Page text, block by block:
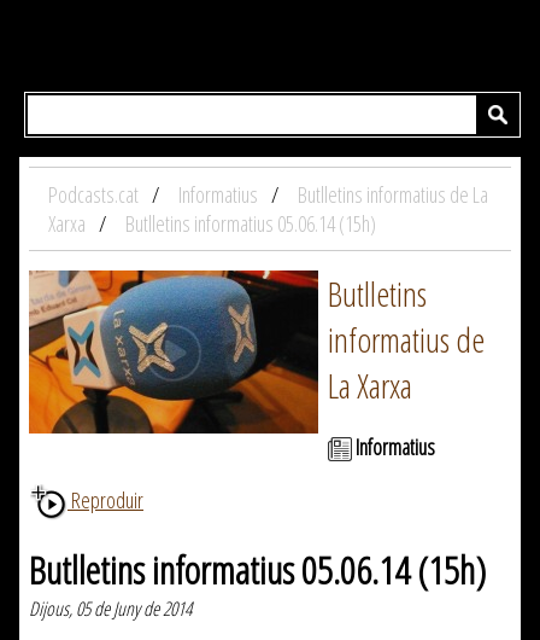
Podcasts.cat Informatius
Butlletins informatius de La
Xarxa
Butlletins informatius 05.06.14 (15h)
Butlletins
informatius de
La Xarxa
Informatius
Reproduir
Butlletins informatius 05.06.14 (15h)
Dijous, 05 de Juny de 2014